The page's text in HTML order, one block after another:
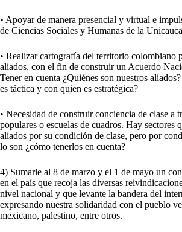
• Apoyar de manera presencial y virtual e
de Ciencias Sociales y Humanas de la
• Realizar cartografía del territorio colombiano
aliados, con el fin de construir un Acuerdo
Tener en cuenta ¿Quiénes son nuestros
es táctica y con quien es estratégica?
• Necesidad de construir conciencia de clase a
populares o escuelas de cuadros. Hay sectores
aliados por su condición de clase, pero por
lo son ¿cómo tenerlos en cuenta?
4) Sumarle al 8 de marzo y el 1 de mayo un
en el país que recoja las diversas
nivel nacional y que levante la bandera del
expresando nuestra solidaridad con el pueblo
mexicano, palestino, entre otros.